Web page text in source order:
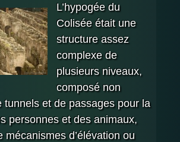
L’hypogée du
Colisée était une
structure assez
complexe de
plusieurs niveaux,
composé non
tunnels et de passages pour la
personnes et des animaux,
mécanismes d’élévation ou